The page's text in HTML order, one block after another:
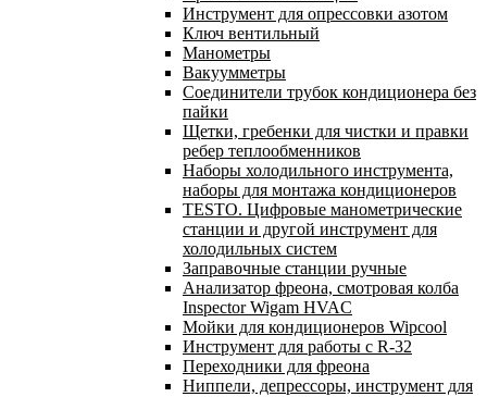
Инструмент для опрессовки азотом
Ключ вентильный
Манометры
Вакуумметры
Соединители трубок кондиционера без
пайки
Щетки, гребенки для чистки и правки
ребер теплообменников
Наборы холодильного инструмента,
наборы для монтажа кондиционеров
TESTO. Цифровые манометрические
станции и другой инструмент для
холодильных систем
Заправочные станции ручные
Анализатор фреона, смотровая колба
Inspector Wigam HVAC
Мойки для кондиционеров Wipcool
Инструмент для работы с R-32
Переходники для фреона
Ниппели, депрессоры, инструмент для